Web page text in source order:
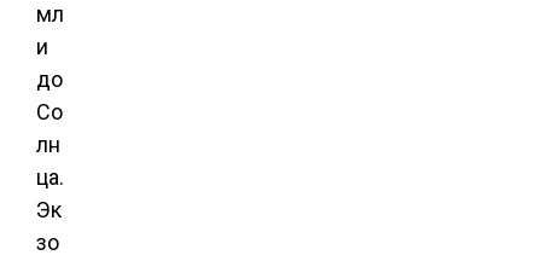
мл
и
до
Со
лн
ца.
Эк
зо